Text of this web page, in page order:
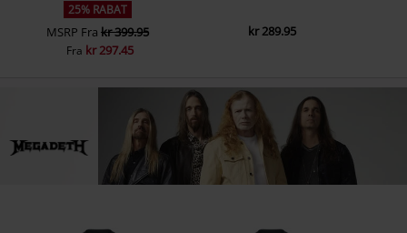
25% RABAT
MSRP Fra kr 399.95
Fra kr 297.45
kr 289.95